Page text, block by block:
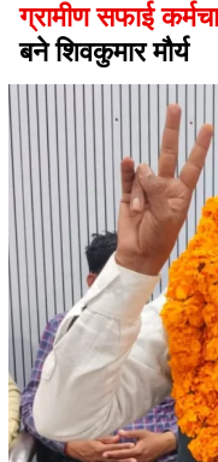
ग्रामीण सफाई
बने शिवकुमार मौर्य